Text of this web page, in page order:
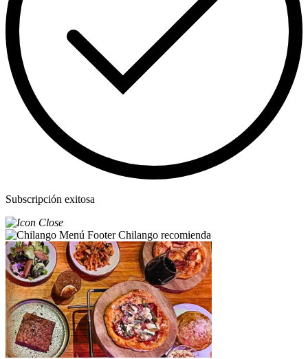
Subscripción exitosa
Chilango recomienda